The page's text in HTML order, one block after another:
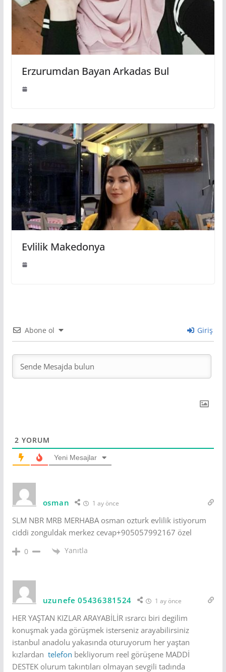
Erzurumdan Bayan Arkadas Bul
Evlilik Makedonya
Abone ol Giriş
2 YORUM
Yeni Mesajlar
osman 1 ay önce
SLM NBR MRB MERHABA osman ozturk evlilik istiyorum
ciddi zonguldak merkez cevap+905057992167 özel
0 Yanıtla
uzunefe 05436381524 1 ay önce
HER YAŞTAN KIZLAR ARAYABİLİR ısrarcı biri degilim
konuşmak yada görüşmek isterseniz arayabilirsiniz
istanbul anadolu yakasında oturuyorum her yaştan
kızlardan telefon bekliyorum reel görüşene MADDİ
DESTEK olurum takıntıları olmayan sevgili tadında